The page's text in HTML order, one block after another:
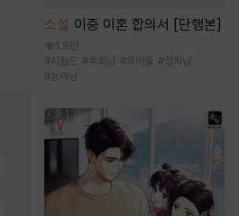
소설 이중 이혼 합의서 [단행본]
1.9만
#시월드 #후회남 #육아물 #집착남
#능력남